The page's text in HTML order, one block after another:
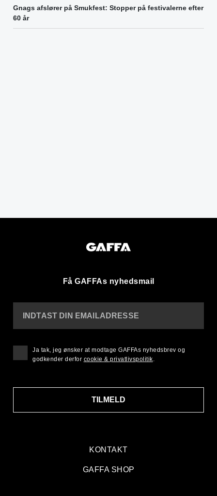
Gnags afslører på Smukfest: Stopper på festivalerne efter
60 år
Få GAFFAs nyhedsmail
KONTAKT
GAFFA SHOP
INDTAST DIN EMAILADRESSE
TILMELD
Ja tak, jeg ønsker at modtage GAFFAs nyhedsbrev og
godkender derfor cookie & privatlivspolitik.